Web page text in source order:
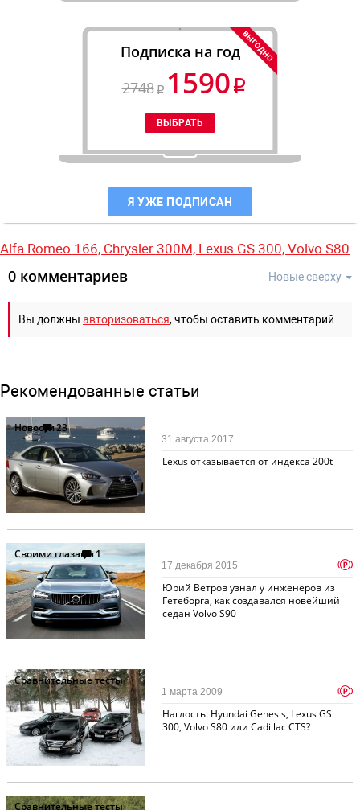
Подписка на год
2748
1590
Я УЖЕ ПОДПИСАН
Alfa Romeo 166, Chrysler 300M, Lexus GS 300, Volvo S80
Новые сверху
0 комментариев
Вы должны авторизоваться, чтобы оставить комментарий
Рекомендованные статьи
Новости23
Lexus отказывается от индекса 200t
31 августа 2017
Своими глазами1
Юрий Ветров узнал у инженеров из
Гётеборга, как создавался новейший
седан Volvo S90
17 декабря 2015 p
Сравнительные тесты
Наглость: Hyundai Genesis, Lexus GS
300, Volvo S80 или Cadillac CTS?
1 марта 2009 p
Сравнительные тесты